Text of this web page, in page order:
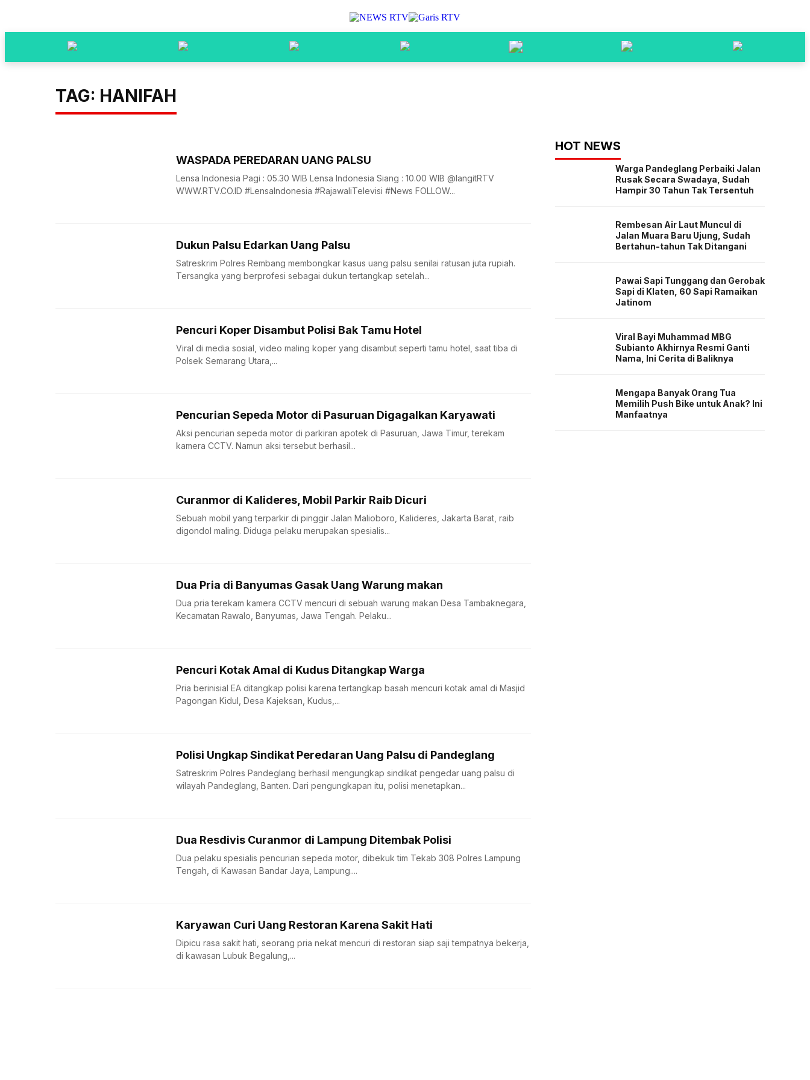
TAG: HANIFAH
WASPADA PEREDARAN UANG PALSU
Lensa Indonesia Pagi : 05.30 WIB Lensa Indonesia Siang : 10.00 WIB @langitRTV
WWW.RTV.CO.ID #LensaIndonesia #RajawaliTelevisi #News FOLLOW...
Dukun Palsu Edarkan Uang Palsu
Satreskrim Polres Rembang membongkar kasus uang palsu senilai ratusan juta rupiah.
Tersangka yang berprofesi sebagai dukun tertangkap setelah...
Pencuri Koper Disambut Polisi Bak Tamu Hotel
Viral di media sosial, video maling koper yang disambut seperti tamu hotel, saat tiba di
Polsek Semarang Utara,...
Pencurian Sepeda Motor di Pasuruan Digagalkan Karyawati
Aksi pencurian sepeda motor di parkiran apotek di Pasuruan, Jawa Timur, terekam
kamera CCTV. Namun aksi tersebut berhasil...
Curanmor di Kalideres, Mobil Parkir Raib Dicuri
Sebuah mobil yang terparkir di pinggir Jalan Malioboro, Kalideres, Jakarta Barat, raib
digondol maling. Diduga pelaku merupakan spesialis...
Dua Pria di Banyumas Gasak Uang Warung makan
Dua pria terekam kamera CCTV mencuri di sebuah warung makan Desa Tambaknegara,
Kecamatan Rawalo, Banyumas, Jawa Tengah. Pelaku...
Pencuri Kotak Amal di Kudus Ditangkap Warga
Pria berinisial EA ditangkap polisi karena tertangkap basah mencuri kotak amal di Masjid
Pagongan Kidul, Desa Kajeksan, Kudus,...
Polisi Ungkap Sindikat Peredaran Uang Palsu di Pandeglang
Satreskrim Polres Pandeglang berhasil mengungkap sindikat pengedar uang palsu di
wilayah Pandeglang, Banten. Dari pengungkapan itu, polisi menetapkan...
Dua Resdivis Curanmor di Lampung Ditembak Polisi
Dua pelaku spesialis pencurian sepeda motor, dibekuk tim Tekab 308 Polres Lampung
Tengah, di Kawasan Bandar Jaya, Lampung....
Karyawan Curi Uang Restoran Karena Sakit Hati
Dipicu rasa sakit hati, seorang pria nekat mencuri di restoran siap saji tempatnya bekerja,
di kawasan Lubuk Begalung,...
HOT NEWS
Warga Pandeglang Perbaiki Jalan
Rusak Secara Swadaya, Sudah
Hampir 30 Tahun Tak Tersentuh
Rembesan Air Laut Muncul di
Jalan Muara Baru Ujung, Sudah
Bertahun-tahun Tak Ditangani
Pawai Sapi Tunggang dan Gerobak
Sapi di Klaten, 60 Sapi Ramaikan
Jatinom
Viral Bayi Muhammad MBG
Subianto Akhirnya Resmi Ganti
Nama, Ini Cerita di Baliknya
Mengapa Banyak Orang Tua
Memilih Push Bike untuk Anak? Ini
Manfaatnya